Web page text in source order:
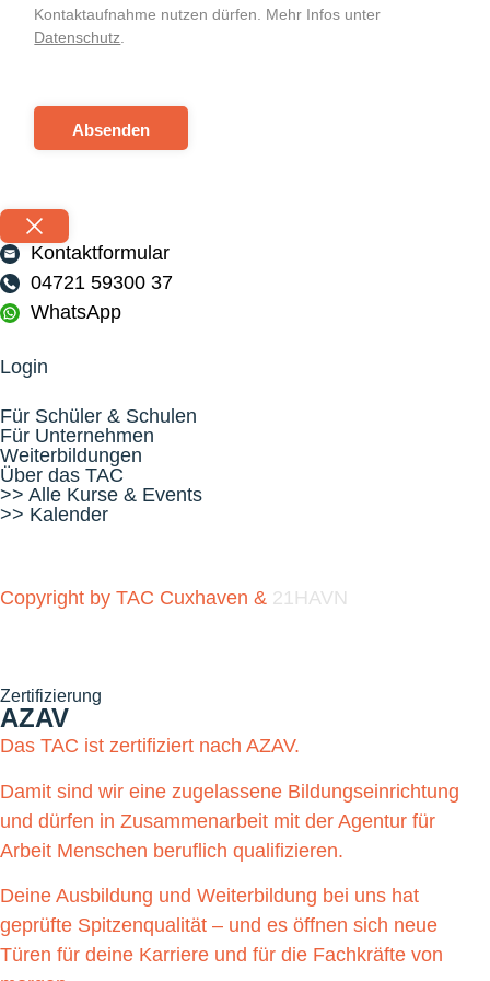
Kontaktaufnahme nutzen dürfen. Mehr Infos unter
Datenschutz.
Absenden
Kontaktformular
04721 59300 37
WhatsApp
Login
Für Schüler & Schulen
Für Unternehmen
Weiterbildungen
Über das TAC
>> Alle Kurse & Events
>> Kalender
Copyright by TAC Cuxhaven & 21HAVN
Zertifizierung
AZAV
Das TAC ist zertifiziert nach AZAV.
Damit sind wir eine zugelassene Bildungseinrichtung
und dürfen in Zusammenarbeit mit der Agentur für
Arbeit Menschen beruflich qualifizieren.
Deine Ausbildung und Weiterbildung bei uns hat
geprüfte Spitzenqualität – und es öffnen sich neue
Türen für deine Karriere und für die Fachkräfte von